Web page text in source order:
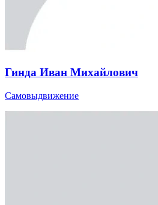
Гинда Иван Михайлович
Самовыдвижение